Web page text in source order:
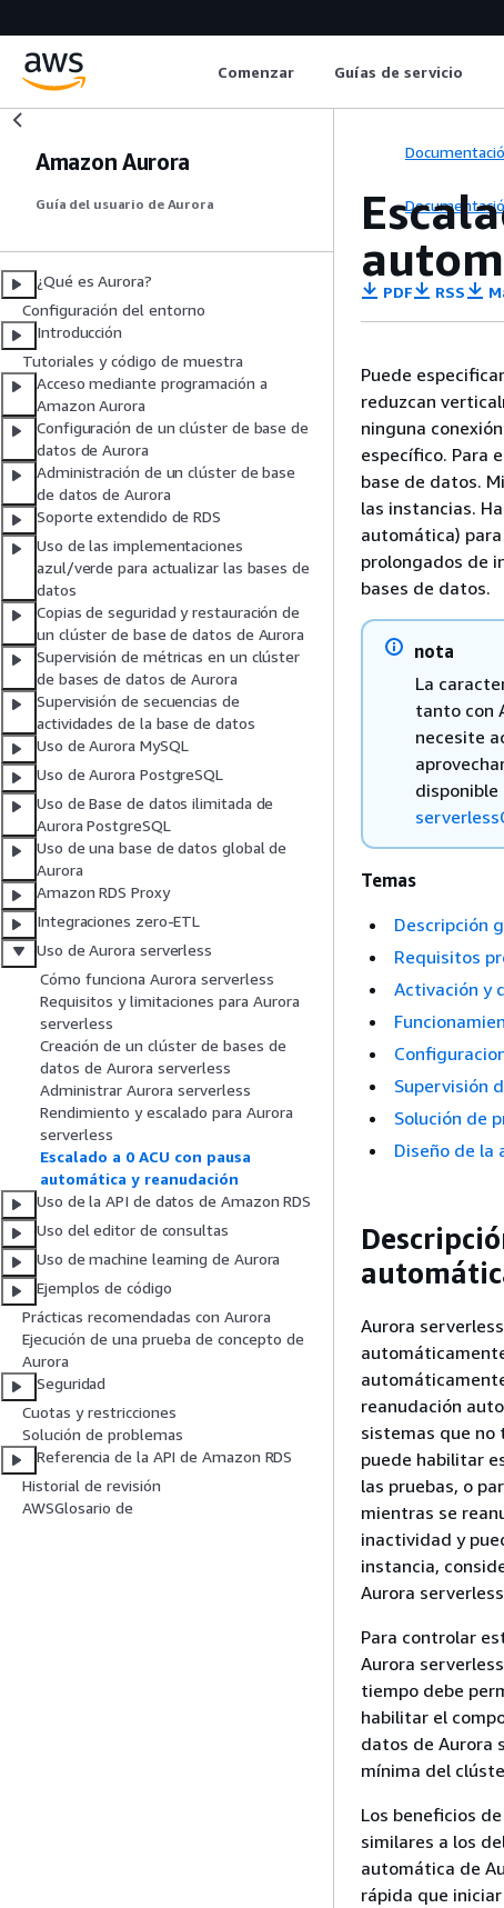
Comenzar Guías de servicio
Amazon Aurora
Guía del usuario de Aurora
¿Qué es Aurora?
Configuración del entorno
Introducción
Tutoriales y código de muestra
Acceso mediante programación a
Amazon Aurora
Configuración de un clúster de base de
datos de Aurora
Administración de un clúster de base
de datos de Aurora
Soporte extendido de RDS
Uso de las implementaciones
azul/verde para actualizar las bases de
datos
Copias de seguridad y restauración de
un clúster de base de datos de Aurora
Supervisión de métricas en un clúster
de bases de datos de Aurora
Supervisión de secuencias de
actividades de la base de datos
Uso de Aurora MySQL
Uso de Aurora PostgreSQL
Uso de Base de datos ilimitada de
Aurora PostgreSQL
Uso de una base de datos global de
Aurora
Amazon RDS Proxy
Integraciones zero-ETL
Uso de Aurora serverless
Cómo funciona Aurora serverless
Requisitos y limitaciones para Aurora
serverless
Creación de un clúster de bases de
datos de Aurora serverless
Administrar Aurora serverless
Rendimiento y escalado para Aurora
serverless
Escalado a 0 ACU con pausa
automática y reanudación
Uso de la API de datos de Amazon RDS
Uso del editor de consultas
Uso de machine learning de Aurora
Ejemplos de código
Prácticas recomendadas con Aurora
Ejecución de una prueba de concepto de
Aurora
Seguridad
Cuotas y restricciones
Solución de problemas
Referencia de la API de Amazon RDS
Historial de revisión
AWSGlosario de
PDF RSS
Puede
reduzcan
ninguna
específico. Para
base de datos.
las instancias.
automática)
prolongados de
bases de datos.
nota
La
tanto con
necesite
disponible
Temas
Descripción
Requisitos
Activación y
Supervisión
Solución de
Diseño de la
Aurora
reanudación
sistemas que no
puede habilitar
las pruebas, o
mientras se
inactividad y
instancia,
Aurora
Para controlar
Aurora
tiempo debe
habilitar el
datos de Aurora
mínima del
Los beneficios
similares a los
automática de
rápida que